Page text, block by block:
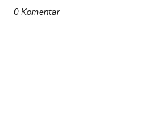
0 Komentar